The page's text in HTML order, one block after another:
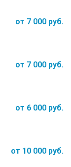
от 7 000 руб.
от 7 000 руб.
от 6 000 руб.
от 10 000 руб.